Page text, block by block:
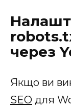
через
Якщо ви
SEO для